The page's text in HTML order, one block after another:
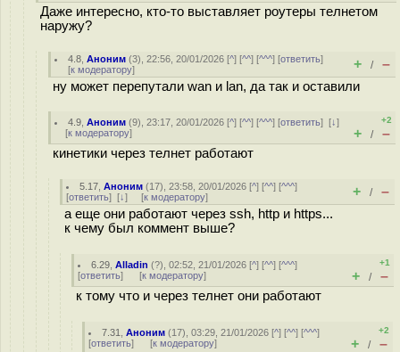
Даже интересно, кто-то выставляет роутеры телнетом
наружу?
4.8 ,Аноним (3), 22:56, 20/01/2026 [^] [^^] [^^^] [ответить]
[к модератору] + / –
ну может перепутали wan и lan, да так и оставили
4.9 ,Аноним (9), 23:17, 20/01/2026 [^] [^^] [^^^] [ответить][↓]
[к модератору]
+2
+ / –
кинетики через телнет работают
5.17 ,Аноним (17), 23:58, 20/01/2026 [^] [^^] [^^^]
[ответить] [↓] [к модератору] + / –
а еще они работают через ssh, http и https...
к чему был коммент выше?
6.29 ,Alladin (?), 02:52, 21/01/2026 [^] [^^] [^^^]
[ответить] [к модератору]
+1
+ / –
к тому что и через телнет они работают
7.31 ,Аноним (17), 03:29, 21/01/2026 [^] [^^] [^^^]
[ответить] [к модератору]
+2
+ / –